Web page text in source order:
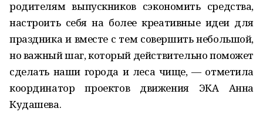
родителям выпускников сэкономить средства,
настроить себя на более креативные идеи для
праздника и вместе с тем совершить небольшой,
но важный шаг, который действительно поможет
сделать наши города и леса чище, — отметила
координатор проектов движения ЭКА Анна
Кудашева.